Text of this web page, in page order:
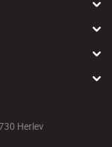
Herlev